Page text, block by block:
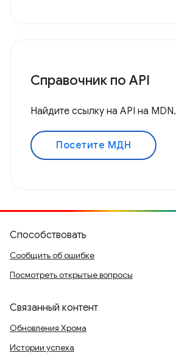
Справочник по API
Найдите ссылку на API на MDN.
Посетите МДН
Способствовать
Сообщить об ошибке
Посмотреть открытые вопросы
Связанный контент
Обновления Хрома
Истории успеха